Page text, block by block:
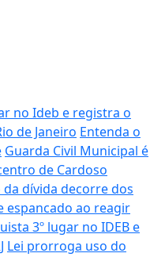
no Ideb e registra o
de Janeiro Entenda o
Guarda Civil Municipal é
de Cardoso
dívida decorre dos
espancado ao reagir
3º lugar no IDEB e
Lei prorroga uso do